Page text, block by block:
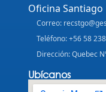
Oficina Santiago
Correo:
Teléfono: +56 58
Dirección: Quebec
Ubícanos